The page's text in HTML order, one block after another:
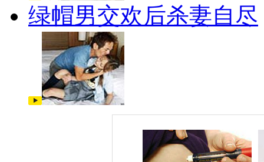
绿帽男交欢后杀妻自尽